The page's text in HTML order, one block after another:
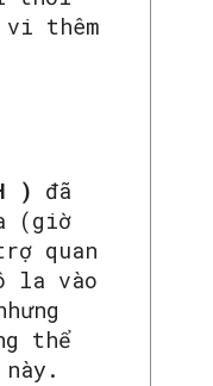
vi thêm
) đã
(giờ
quan
la vào
thể